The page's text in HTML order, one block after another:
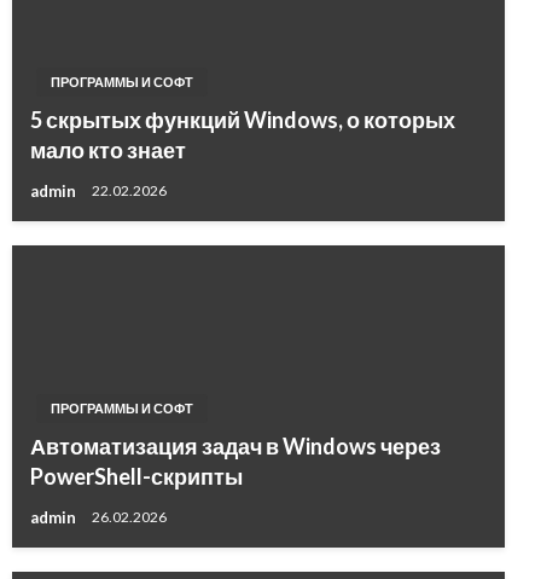
ПРОГРАММЫ И СОФТ
5 скрытых функций Windows, о которых
мало кто знает
admin 22.02.2026
ПРОГРАММЫ И СОФТ
Автоматизация задач в Windows через
PowerShell-скрипты
admin 26.02.2026